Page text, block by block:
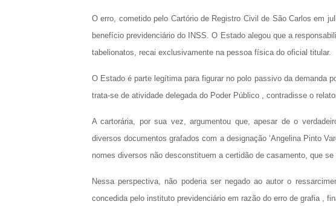
O erro, cometido pelo Cartório de Registro Civil de São Carlos em
benefício previdenciário do INSS. O Estado alegou que a
tabelionatos, recai exclusivamente na pessoa física do oficial titular.
O Estado é parte legítima para figurar no polo passivo da demanda
trata-se de atividade delegada do Poder Público , contradisse o
A cartorária, por sua vez, argumentou que, apesar de o
diversos documentos grafados com a designação ‘Angelina Pinto
nomes diversos não desconstituem a certidão de casamento, que
Nessa perspectiva, não poderia ser negado ao autor o
concedida pelo instituto previdenciário em razão do erro de grafia ,